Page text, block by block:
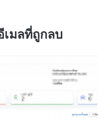
เมลที่ถูกลบ